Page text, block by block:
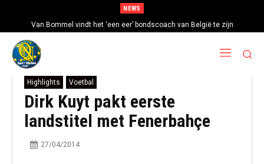
NEWS
Van Bommel vindt het ‘een eer’ bondscoach van België te zijn
Highlights Voetbal
Dirk Kuyt pakt eerste
landstitel met Fenerbahçe
27/04/2014